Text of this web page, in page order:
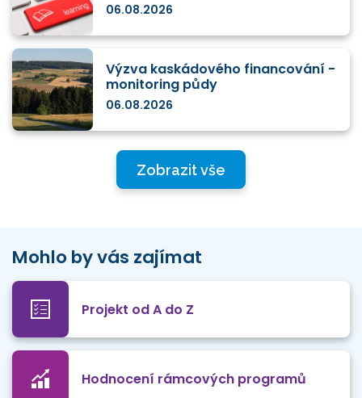
06.08.2026
Výzva kaskádového financování -
monitoring půdy
06.08.2026
Zobrazit vše
Mohlo by vás zajímat
Projekt od A do Z
Hodnocení rámcových programů